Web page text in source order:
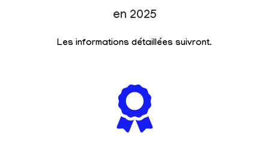
en 2025
Les informations détaillées suivront.